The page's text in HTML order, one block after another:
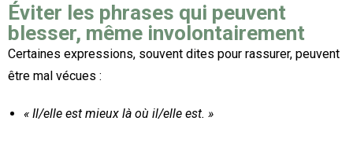
Éviter les phrases qui peuvent
blesser, même involontairement
Certaines expressions, souvent dites pour rassurer, peuvent
être mal vécues :
« Il/elle est mieux là où il/elle est. »